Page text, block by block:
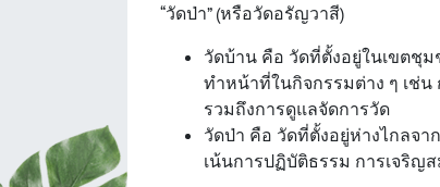
“วัดป่า” (หรือวัดอรัญวาสี)
วัดบ้าน คือ วัดที่ตั้งอยู่ในเขตชุ
ทำหน้าที่ในกิจกรรมต่าง ๆ เช่
รวมถึงการดูแลจัดการวัด
วัดป่า คือ วัดที่ตั้งอยู่ห่างไกลจ
เน้นการปฏิบัติธรรม การเจริญ